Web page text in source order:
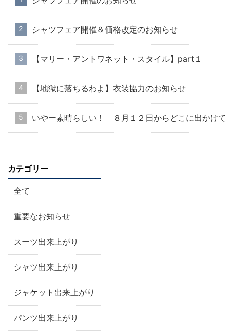
シャツフェア開催＆価格改定のお知らせ
【マリー・アントワネット・スタイル】part１
【地獄に落ちるわよ】衣装協力のお知らせ
いやー素晴らしい！ ８月１２日からどこに出かけ
カテゴリー
全て
重要なお知らせ
スーツ出来上がり
シャツ出来上がり
ジャケット出来上がり
パンツ出来上がり